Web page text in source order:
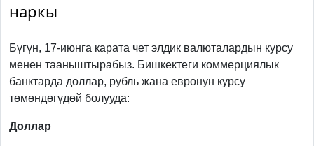
наркы
Бүгүн, 17-июнга карата чет элдик валюталардын курсу
менен тааныштырабыз. Бишкектеги коммерциялык
банктарда доллар, рубль жана евронун курсу
төмөндөгүдөй болууда:
Доллар